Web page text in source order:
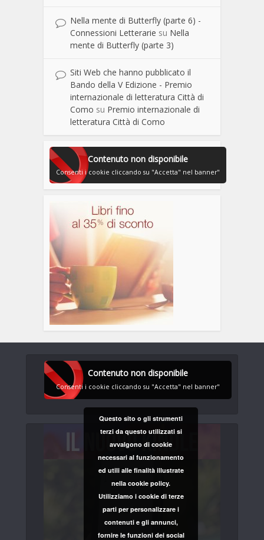
Nella mente di Butterfly (parte 6) -
Connessioni Letterarie su Nella
mente di Butterfly (parte 3)
Siti Web che hanno pubblicato il
Bando della V Edizione - Premio
internazionale di letteratura Città di
Como su Premio internazionale di
letteratura Città di Como
Contenuto non disponibile
Consenti i cookie cliccando su "Accetta" nel banner"
Contenuto non disponibile
Consenti i cookie cliccando su "Accetta" nel banner"
Questo sito o gli strumenti
terzi da questo utilizzati si
avvalgono di cookie
necessari al funzionamento
ed utili alle finalità illustrate
nella cookie policy.
Utilizziamo i cookie di terze
parti per personalizzare i
contenuti e gli annunci,
fornire le funzioni dei social